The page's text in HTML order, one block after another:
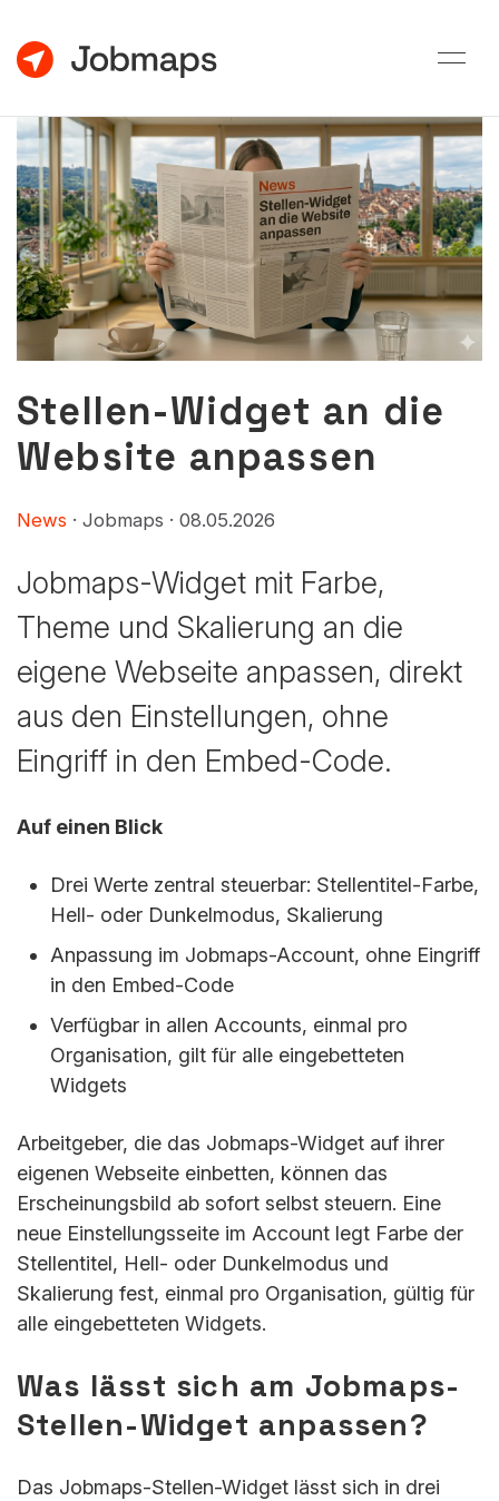
Stellen-Widget an die
Website anpassen
News · Jobmaps · 08.05.2026
Jobmaps-Widget mit Farbe,
Theme und Skalierung an die
eigene Webseite anpassen, direkt
aus den Einstellungen, ohne
Eingriff in den Embed-Code.
Auf einen Blick
Drei Werte zentral steuerbar: Stellentitel-Farbe,
Hell- oder Dunkelmodus, Skalierung
Anpassung im Jobmaps-Account, ohne Eingriff
in den Embed-Code
Verfügbar in allen Accounts, einmal pro
Organisation, gilt für alle eingebetteten
Widgets
Arbeitgeber, die das Jobmaps-Widget auf ihrer
eigenen Webseite einbetten, können das
Erscheinungsbild ab sofort selbst steuern. Eine
neue Einstellungsseite im Account legt Farbe der
Stellentitel, Hell- oder Dunkelmodus und
Skalierung fest, einmal pro Organisation, gültig für
alle eingebetteten Widgets.
Was lässt sich am Jobmaps-
Stellen-Widget anpassen?
Das Jobmaps-Stellen-Widget lässt sich in drei